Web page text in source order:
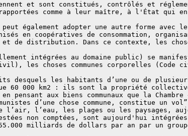
et sont constitués, contrôlés et
rapportées comme à leur maître, à l'État qui
peut également adopter une autre forme avec
en coopératives de consommation,
de distribution. Dans ce contexte, les
intégrées au domaine public) se
les choses communes corporelles
desquels les habitants d’une ou de
60 000 km2 : ils sont la propriété
pensant aux biens communaux que la
d’une chose commune, constitue un
l’air, l’eau, les plages ou les paysages,
non comptées, sont aujourd'hui
milliards de dollars par an par un